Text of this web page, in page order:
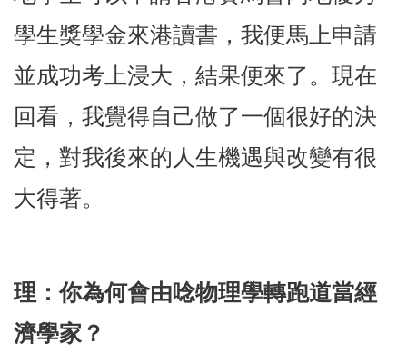
學生獎學金來港讀書，我便馬上申請
並成功考上浸大，結果便來了。現在
回看，我覺得自己做了一個很好的決
定，對我後來的人生機遇與改變有很
大得著。
理：你為何會由唸物理學轉跑道當經
濟學家？